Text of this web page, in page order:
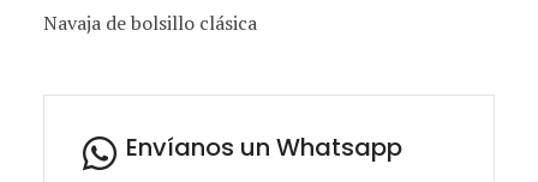
Navaja de bolsillo clásica
Envíanos un Whatsapp